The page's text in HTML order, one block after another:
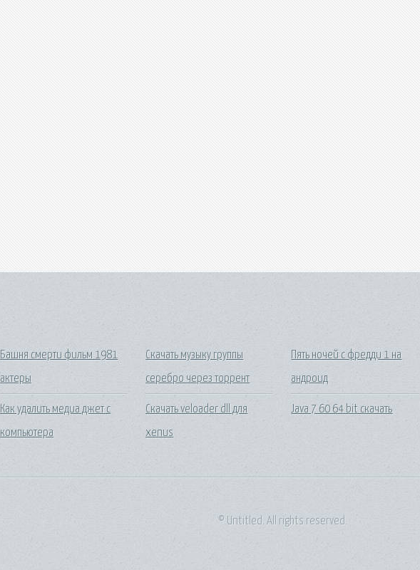
Башня смерти фильм 1981
актеры
Как удалить медиа джет с
компьютера
Скачать музыку группы
серебро через торрент
Скачать veloader dll для
xenus
Пять ночей с фредди 1 на
андроид
Java 7 60 64 bit скачать
© Untitled. All rights reserved.